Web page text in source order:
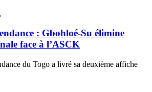
: Gbohloé-Su élimine
face à l’ASCK
du Togo a livré sa deuxième affiche